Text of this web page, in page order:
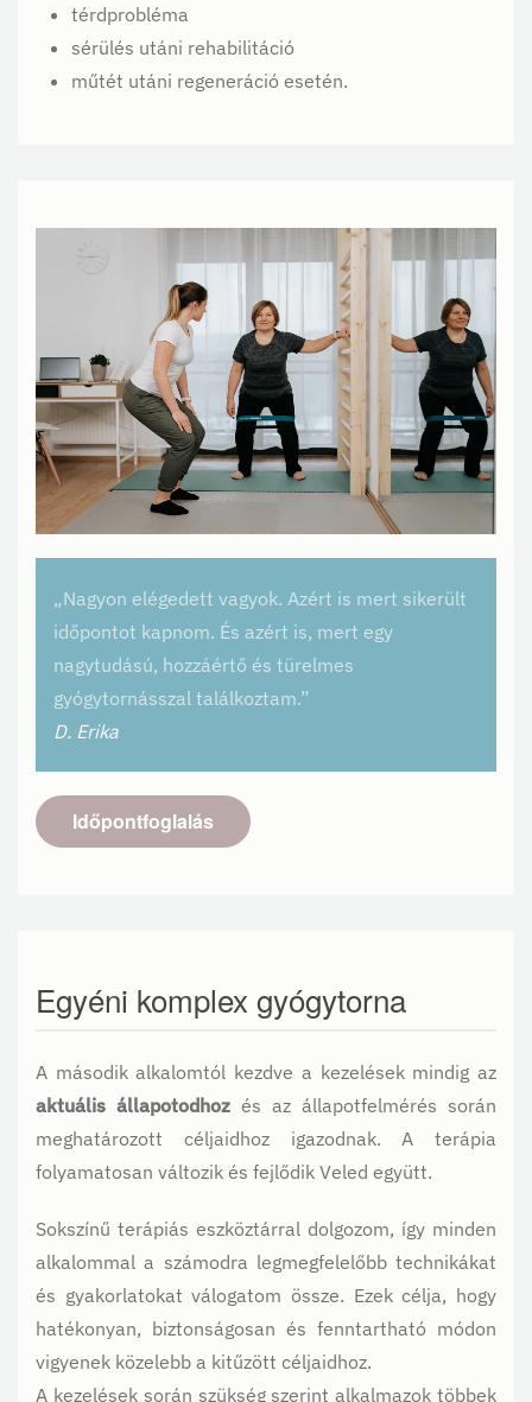
térdprobléma
sérülés utáni rehabilitáció
műtét utáni regeneráció esetén.
„Nagyon elégedett vagyok. Azért is mert sikerült
időpontot kapnom. És azért is, mert egy
nagytudású, hozzáértő és türelmes
gyógytornásszal találkoztam.”
D. Erika
Időpontfoglalás
Egyéni komplex gyógytorna
A második alkalomtól kezdve a kezelések mindig az
aktuális állapotodhoz és az állapotfelmérés során
meghatározott céljaidhoz igazodnak. A terápia
folyamatosan változik és fejlődik Veled együtt.
Sokszínű terápiás eszköztárral dolgozom, így minden
alkalommal a számodra legmegfelelőbb technikákat
és gyakorlatokat válogatom össze. Ezek célja, hogy
hatékonyan, biztonságosan és fenntartható módon
vigyenek közelebb a kitűzött céljaidhoz.
A kezelések során szükség szerint alkalmazok többek